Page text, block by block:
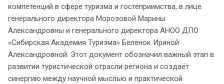
компетенций в сфере туризма и гостеприимства, в лице
генерального директора Морозовой Марины
Александровны и генерального директора АНОО ДПО
«Сибирская Академия Туризма» Беленок Ириной
Александровной. Этот документ обозначил важный этап в
развитии туристической отрасли региона и создаёт
синергию между научной мыслью и практической